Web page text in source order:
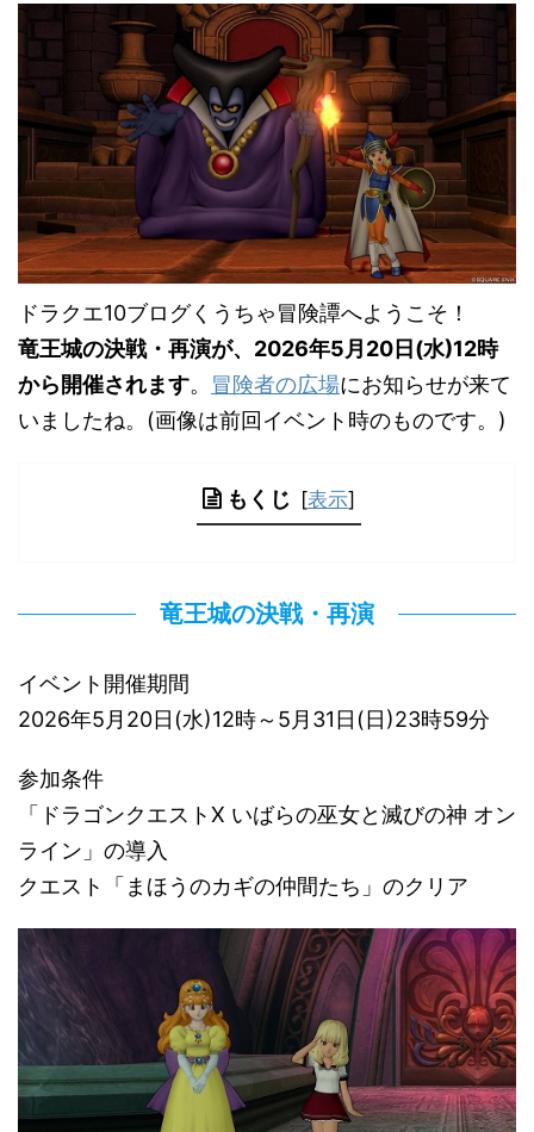
ドラクエ10ブログくうちゃ冒険譚へようこそ！
竜王城の決戦・再演が、2026年5月20日(水)12時
から開催されます。 冒険者の広場にお知らせが来て
いましたね。(画像は前回イベント時のものです。)
もくじ [表示]
竜王城の決戦・再演
イベント開催期間
2026年5月20日(水)12時～5月31日(日)23時59分
参加条件
「ドラゴンクエストX いばらの巫女と滅びの神 オン
ライン」の導入
クエスト「まほうのカギの仲間たち」のクリア